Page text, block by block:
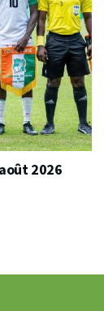
2026